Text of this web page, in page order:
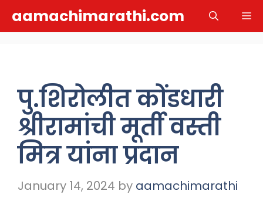
aamachimarathi.com
पु.शिरोलीत कोंडधारी
श्रीरामांची मूर्ती वस्ती
मित्र यांना प्रदान
January 14, 2024 by aamachimarathi